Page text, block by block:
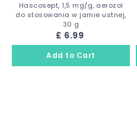
Hascosept, 1,5 mg/g, aerozol
do stosowania w jamie ustnej,
30 g
£ 6.99